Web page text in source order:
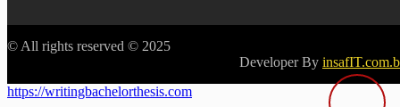
© All rights reserved © 2025
Developer By
https://writingbachelorthesis.com